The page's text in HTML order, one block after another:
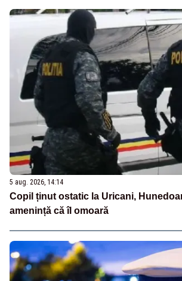
5 aug. 2026, 14:14
Copil ținut ostatic la Uricani,
amenință că îl omoară